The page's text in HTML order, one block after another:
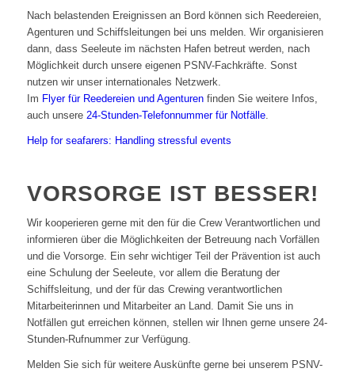
Nach belastenden Ereignissen an Bord können sich Reedereien,
Agenturen und Schiffsleitungen bei uns melden. Wir organisieren
dann, dass Seeleute im nächsten Hafen betreut werden, nach
Möglichkeit durch unsere eigenen PSNV-Fachkräfte. Sonst
nutzen wir unser internationales Netzwerk.
Im Flyer für Reedereien und Agenturenfinden Sie weitere Infos,
auch unsere 24-Stunden-Telefonnummer für Notfälle.
Help for seafarers: Handling stressful events
VORSORGE IST BESSER!
Wir kooperieren gerne mit den für die Crew Verantwortlichen und
informieren über die Möglichkeiten der Betreuung nach Vorfällen
und die Vorsorge. Ein sehr wichtiger Teil der Prävention ist auch
eine Schulung der Seeleute, vor allem die Beratung der
Schiffsleitung, und der für das Crewing verantwortlichen
Mitarbeiterinnen und Mitarbeiter an Land. Damit Sie uns in
Notfällen gut erreichen können, stellen wir Ihnen gerne unsere 24-
Stunden-Rufnummer zur Verfügung.
Melden Sie sich für weitere Auskünfte gerne bei unserem PSNV-